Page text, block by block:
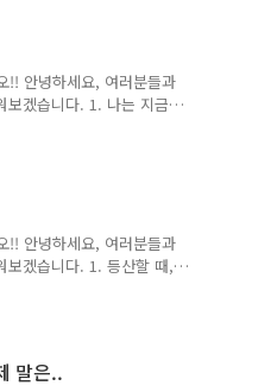
안녕하세요, 여러분들과
보겠습니다. 1. 나는 지금
tiền. 지금 / 나 / -하는중
서 더 재밌는 말! * bây
안녕하세요, 여러분들과
보겠습니다. 1. 등산할 때,
있다/좋아하다/ 오르
em thích chút chút.
말은..